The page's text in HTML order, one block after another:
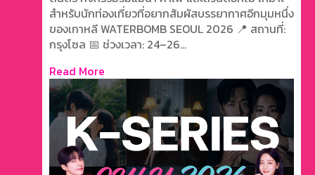
สำหรับนักท่องเที่ยวที่อยากสัมผัสบรรยากาศอีกมุมหนึ่ง
ของเกาหลี WATERBOMB SEOUL 2026 📍 สถานที่:
กรุงโซล 📅 ช่วงเวลา: 24–26...
Read More